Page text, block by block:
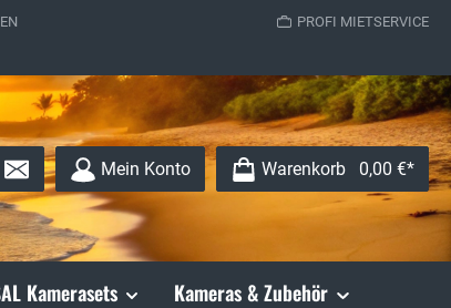
PROFI MIETSERVICE
Mein Konto Warenkorb 0,00 €*
Kamerasets Kameras & Zubehör